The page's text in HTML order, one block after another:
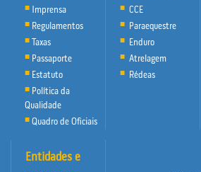
Imprensa
Regulamentos
Taxas
Passaporte
Estatuto
Política da
Qualidade
Quadro de Oficiais
CCE
Paraequestre
Enduro
Atrelagem
Rédeas
Entidades e